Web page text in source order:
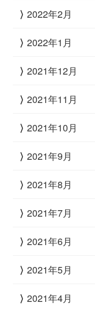
2022年2月
2022年1月
2021年12月
2021年11月
2021年10月
2021年9月
2021年8月
2021年7月
2021年6月
2021年5月
2021年4月